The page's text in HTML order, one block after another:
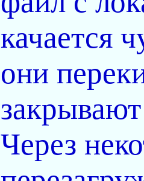
качается
они
Через